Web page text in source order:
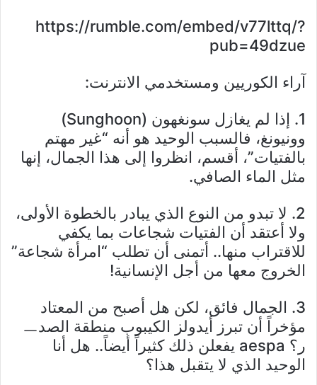
https://rumble.com/embed/v77lttq/?
pub=49dzue
آراء الكوريين ومستخدمي الانترنت:
1. إذا لم يغازل سونغهون (Sunghoon)
وونيونغ، فالسبب الوحيد هو أنه “غير مهتم
بالفتيات”، أقسم، انظروا إلى هذا الجمال، إنها
مثل الماء الصافي.
2. لا تبدو من النوع الذي يبادر بالخطوة الأولى،
ولا أعتقد أن الفتيات شجاعات بما يكفي
للاقتراب منها.. أتمنى أن تطلب “امرأة شجاعة”
الخروج معها من أجل الإنسانية!
3. الجمال فائق، لكن هل أصبح من المعتاد
مؤخراً أن تبرز أيدولز الكيبوب منطقة الصدㅡ
ر؟ aespa يفعلن ذلك كثيراً أيضاً.. هل أنا
الوحيد الذي لا يتقبل هذا؟